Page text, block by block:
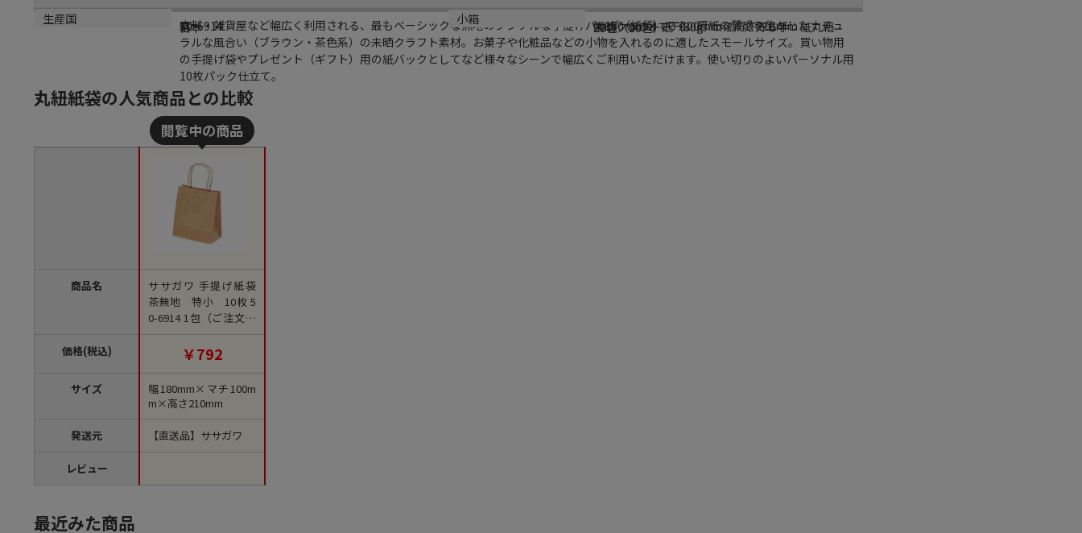
商品説明
衣料・雑貨屋など幅広く利用される、最もベーシックな無地のシンプルな手提げバッグ（紙袋）です。原紙の質感を生かしたナチュ
ラルな風合い（ブラウン・茶色系）の未晒クラフト素材。お菓子や化粧品などの小物を入れるのに適したスモールサイズ。買い物用
の手提げ袋やプレゼント（ギフト）用の紙バックとしてなど様々なシーンで幅広くご利用いただけます。使い切りのよいパーソナル用
10枚パック仕立て。
メーカー品番
50-6914
サイズ
幅180mm×マチ100mm×高さ210mm
カラー
茶
材質
未晒クラフト紙（80g／m2）／持ち手：紙丸紐
生産国
日本
小箱
20包（20包）
丸紐紙袋の人気商品との比較
商品名
価格(税込)
サイズ
発送元
レビュー
ササガワ 手提げ紙袋
茶無地 特小 10枚 5
0-6914 1包（ご注文単
位1包）【直送品】
￥792
幅180mm×マチ100m
m×高さ210mm
【直送品】ササガワ
最近みた商品